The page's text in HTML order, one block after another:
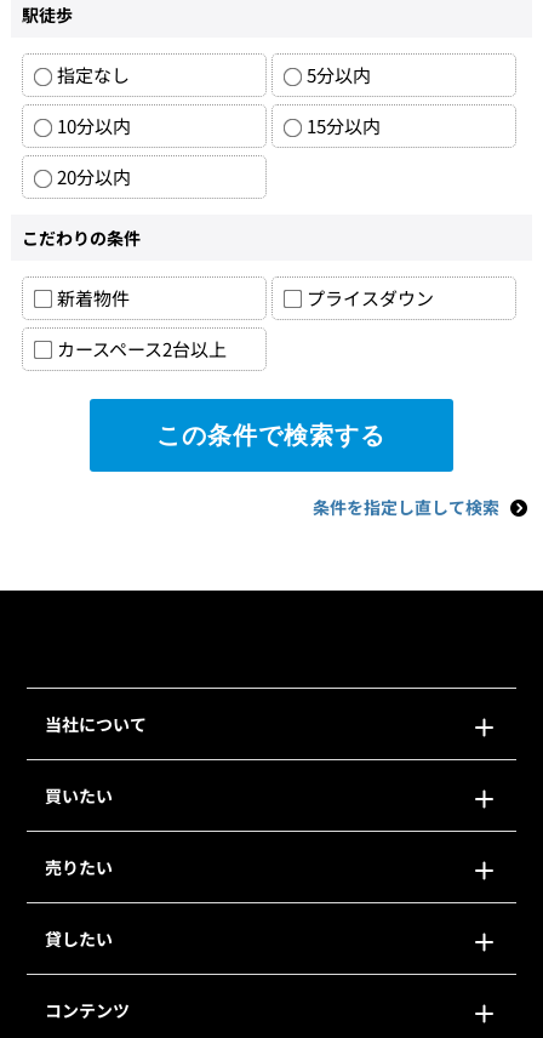
駅徒歩
指定なし
5分以内
10分以内
15分以内
20分以内
こだわりの条件
新着物件
プライスダウン
カースペース2台以上
条件を指定し直して検索
当社について
買いたい
売りたい
貸したい
コンテンツ